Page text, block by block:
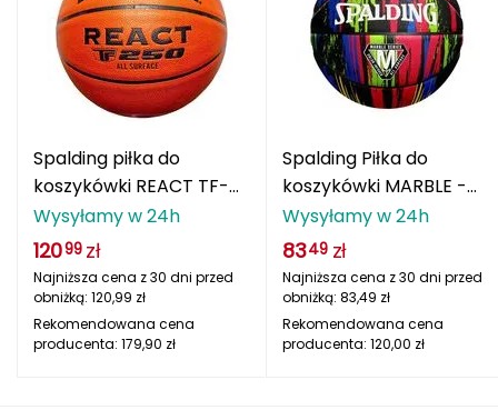
Jetboil
K2
KILLTEC
KONG
Kari Traa
Spalding piłka do
koszykówki REACT TF-
250 LOGO FIBA -
pomarańczowy
Wysyłamy w 24h
12099 zł
Najniższa cena z 30 dni przed
obniżką: 120,99 zł
Rekomendowana cena
producenta: 179,90 zł
Spalding Piłka do
koszykówki MARBLE -
czarny
Wysyłamy w 24h
8349 zł
Najniższa cena z 30 dni przed
obniżką: 83,49 zł
Rekomendowana cena
producenta: 120,00 zł